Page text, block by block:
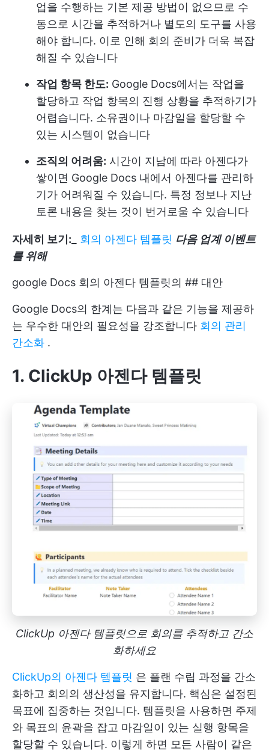
업을 수행하는 기본 제공 방법이 없으므로 수
동으로 시간을 추적하거나 별도의 도구를 사용
해야 합니다. 이로 인해 회의 준비가 더욱 복잡
해질 수 있습니다
작업 항목 한도: Google Docs에서는 작업을
할당하고 작업 항목의 진행 상황을 추적하기가
어렵습니다. 소유권이나 마감일을 할당할 수
있는 시스템이 없습니다
조직의 어려움: 시간이 지남에 따라 아젠다가
쌓이면 Google Docs 내에서 아젠다를 관리하
기가 어려워질 수 있습니다. 특정 정보나 지난
토론 내용을 찾는 것이 번거로울 수 있습니다
자세히 보기:_ 회의 아젠다 템플릿 다음 업계 이벤트
를 위해
google Docs 회의 아젠다 템플릿의 ## 대안
Google Docs의 한계는 다음과 같은 기능을 제공하
는 우수한 대안의 필요성을 강조합니다 회의 관리
간소화 .
1. ClickUp 아젠다 템플릿
ClickUp 아젠다 템플릿으로 회의를 추적하고 간소
화하세요
ClickUp의 아젠다 템플릿 은 플랜 수립 과정을 간소
화하고 회의의 생산성을 유지합니다. 핵심은 설정된
목표에 집중하는 것입니다. 템플릿을 사용하면 주제
와 목표의 윤곽을 잡고 마감일이 있는 실행 항목을
할당할 수 있습니다. 이렇게 하면 모든 사람이 같은